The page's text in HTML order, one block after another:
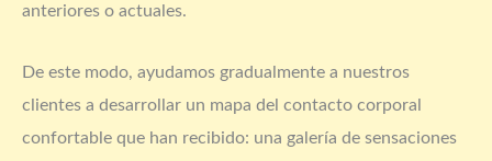
anteriores o actuales.
De este modo, ayudamos gradualmente a nuestros
clientes a desarrollar un mapa del contacto corporal
confortable que han recibido: una galería de sensaciones